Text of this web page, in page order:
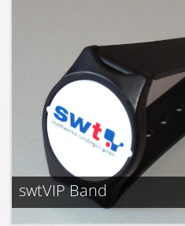
swtVIP Band